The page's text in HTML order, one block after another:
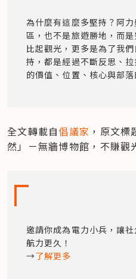
為什麼有這麼多堅持？阿
區，也不是旅遊勝地，而是
比起觀光，更多是為了我
持，都是經過不斷反思、
的價值、位置、核心與部落
全文轉載自倡議家 ，原文
然」－無牆博物館，不賺觀
邀請你成為電力小兵，讓
航力更久！
→了解更多